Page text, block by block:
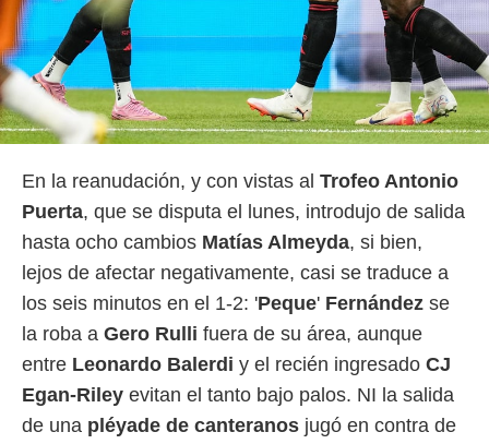
En la reanudación, y con vistas al Trofeo Antonio
Puerta, que se disputa el lunes, introdujo de salida
hasta ocho cambios Matías Almeyda, si bien,
lejos de afectar negativamente, casi se traduce a
los seis minutos en el 1-2: 'Peque' Fernández se
la roba a Gero Rulli fuera de su área, aunque
entre Leonardo Balerdi y el recién ingresado CJ
Egan-Riley evitan el tanto bajo palos. NI la salida
de una pléyade de canteranos jugó en contra de